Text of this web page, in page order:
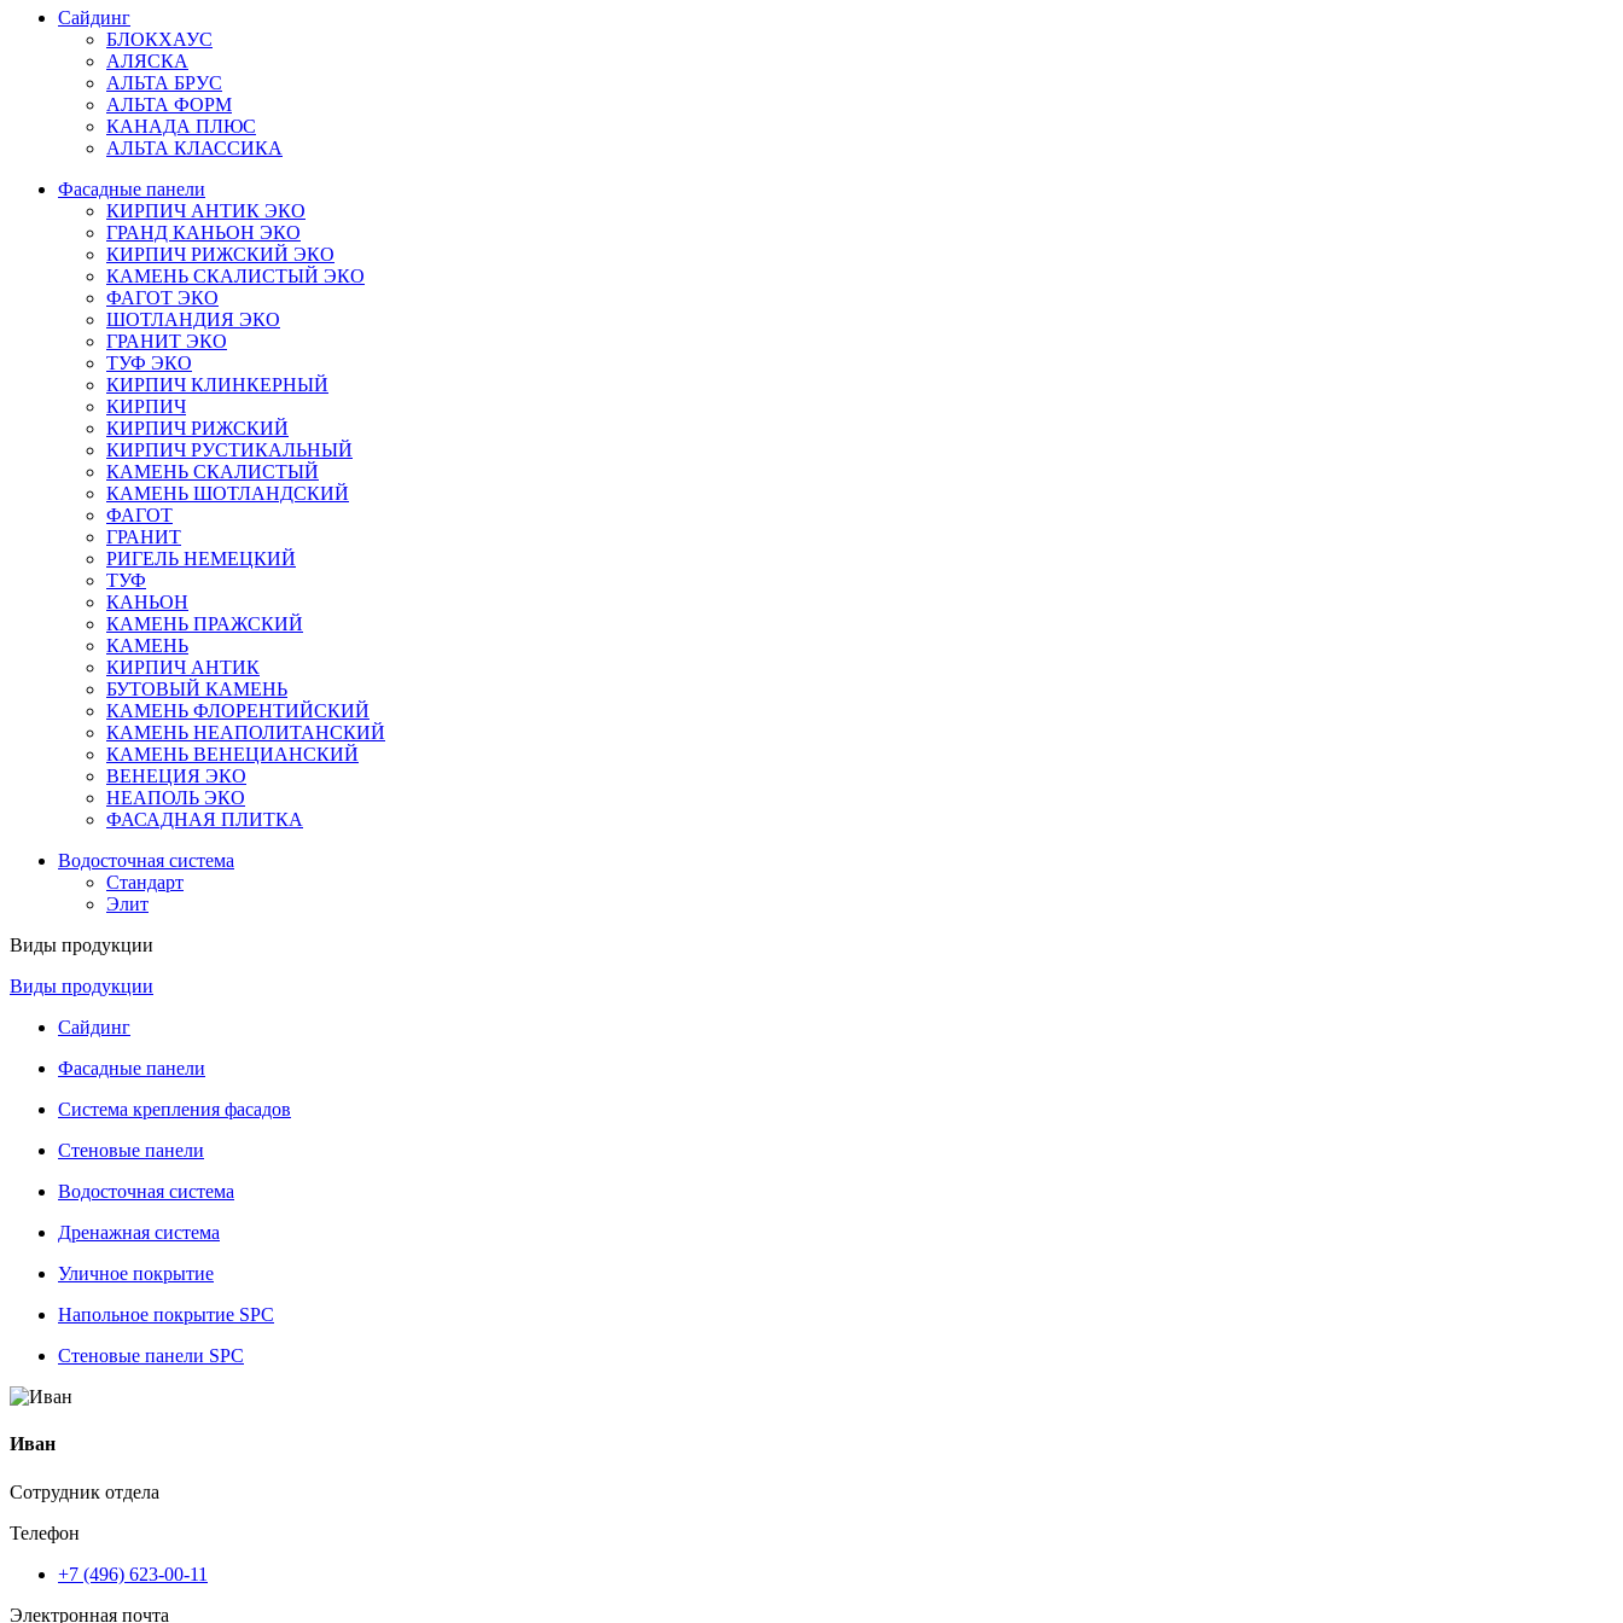
Сайдинг
БЛОКХАУС
АЛЯСКА
АЛЬТА БРУС
АЛЬТА ФОРМ
КАНАДА ПЛЮС
АЛЬТА КЛАССИКА
Фасадные панели
КИРПИЧ АНТИК ЭКО
ГРАНД КАНЬОН ЭКО
КИРПИЧ РИЖСКИЙ ЭКО
КАМЕНЬ СКАЛИСТЫЙ ЭКО
ФАГОТ ЭКО
ШОТЛАНДИЯ ЭКО
ГРАНИТ ЭКО
ТУФ ЭКО
КИРПИЧ КЛИНКЕРНЫЙ
КИРПИЧ
КИРПИЧ РИЖСКИЙ
КИРПИЧ РУСТИКАЛЬНЫЙ
КАМЕНЬ СКАЛИСТЫЙ
КАМЕНЬ ШОТЛАНДСКИЙ
ФАГОТ
ГРАНИТ
РИГЕЛЬ НЕМЕЦКИЙ
ТУФ
КАНЬОН
КАМЕНЬ ПРАЖСКИЙ
КАМЕНЬ
КИРПИЧ АНТИК
БУТОВЫЙ КАМЕНЬ
КАМЕНЬ ФЛОРЕНТИЙСКИЙ
КАМЕНЬ НЕАПОЛИТАНСКИЙ
КАМЕНЬ ВЕНЕЦИАНСКИЙ
ВЕНЕЦИЯ ЭКО
НЕАПОЛЬ ЭКО
ФАСАДНАЯ ПЛИТКА
Водосточная система
Стандарт
Элит
Виды продукции
Виды продукции
Сайдинг
Фасадные панели
Система крепления фасадов
Стеновые панели
Водосточная система
Дренажная система
Уличное покрытие
Напольное покрытие SPC
Стеновые панели SPC
Иван
Сотрудник отдела
Телефон
+7 (496) 623-00-11
Электронная почта